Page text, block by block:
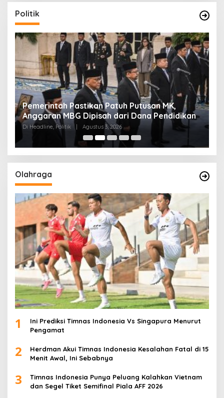
Politik
Pemerintah Pastikan Patuh Putusan MK,
Anggaran MBG Dipisah dari Dana Pendidikan
Di Headline, Politik Agustus 3, 2026
Olahraga
1
Ini Prediksi Timnas Indonesia Vs Singapura Menurut
Pengamat
2
Herdman Akui Timnas Indonesia Kesalahan Fatal di 15
Menit Awal, Ini Sebabnya
3
Timnas Indonesia Punya Peluang Kalahkan Vietnam
dan Segel Tiket Semifinal Piala AFF 2026